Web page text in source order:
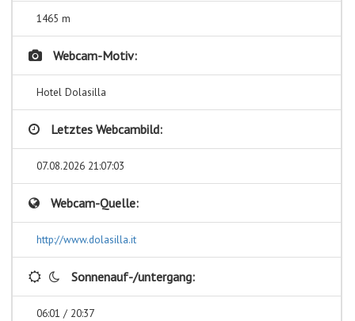
1465 m
Webcam-Motiv:
Hotel Dolasilla
Letztes Webcambild:
07.08.2026 21:07:03
Webcam-Quelle:
http://www.dolasilla.it
Sonnenauf-/untergang:
06:01 / 20:37